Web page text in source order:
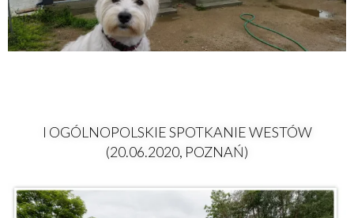
I OGÓLNOPOLSKIE SPOTKANIE WESTÓW
(20.06.2020, POZNAŃ)